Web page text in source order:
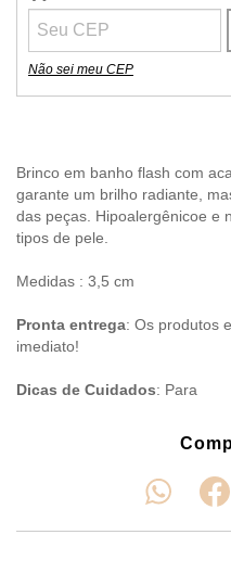
Não sei meu CEP
Brinco em banho flash com
garante um brilho radiante,
das peças. Hipoalergênicoe e
tipos de pele.
Medidas : 3,5 cm
Pronta entrega: Os produtos
imediato!
Dicas de Cuidados: Para